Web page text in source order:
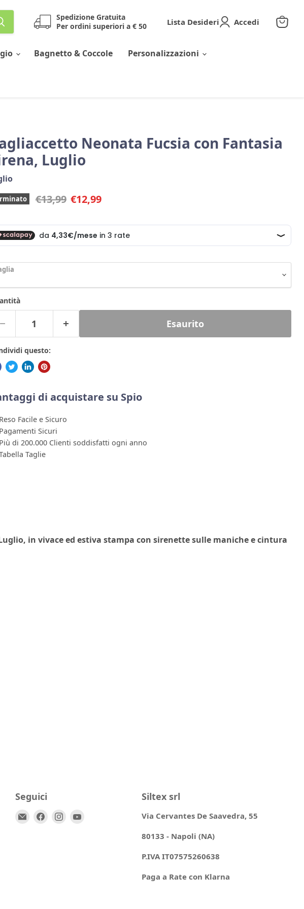
Spedizione Gratuita
Per ordini superiori a € 50
Lista Desideri Accedi
Bagnetto & Coccole Personalizzazioni
Neonata Fucsia con Fantasia
Luglio
Prezzo originale
€13,99 Prezzo corrente
€12,99
Esaurito
questo:
di acquistare su Spio
Reso Facile e Sicuro
Pagamenti Sicuri
Più di 200.000 Clienti soddisfatti ogni anno
Taglie
in vivace ed estiva stampa con sirenette sulle maniche e cintura
Seguici
Email
TrovaciTrovaci
Siltex srl
Via Cervantes De Saavedra, 55
80133 - Napoli (NA)
P.IVA IT07575260638
Paga a Rate con Klarna